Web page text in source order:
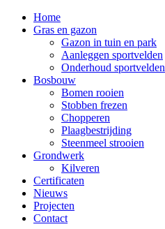
Home
Gras en gazon
Gazon in tuin en park
Aanleggen sportvelden
Onderhoud sportvelden
Bosbouw
Bomen rooien
Stobben frezen
Chopperen
Plaagbestrijding
Steenmeel strooien
Grondwerk
Kilveren
Certificaten
Nieuws
Projecten
Contact